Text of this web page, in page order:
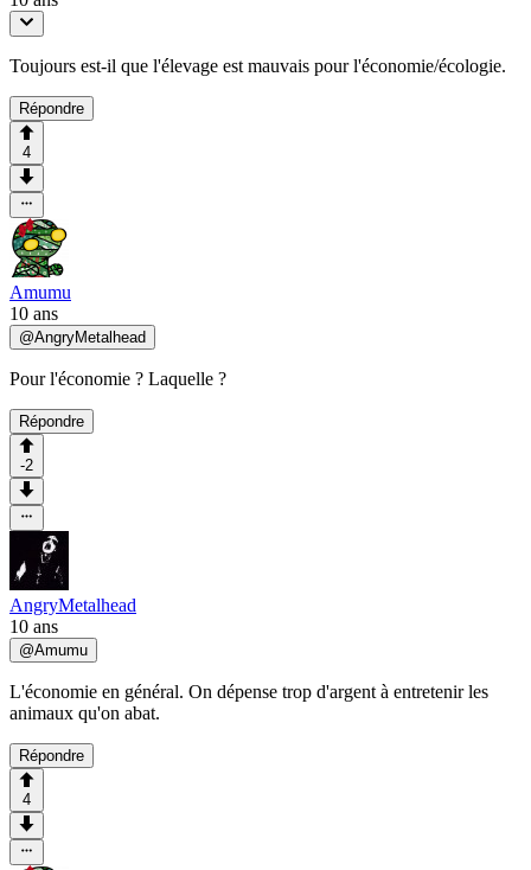
Toujours est-il que l'élevage est mauvais pour l'économie/écologie.
Répondre
4
Amumu
10 ans
@AngryMetalhead
Pour l'économie ? Laquelle ?
Répondre
-2
AngryMetalhead
10 ans
@Amumu
L'économie en général. On dépense trop d'argent à entretenir les
animaux qu'on abat.
Répondre
4